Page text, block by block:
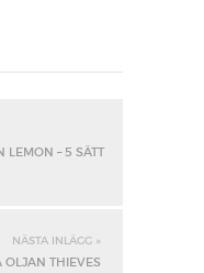
– 5 SÄTT
NÄSTA INLÄGG »
OLJAN THIEVES